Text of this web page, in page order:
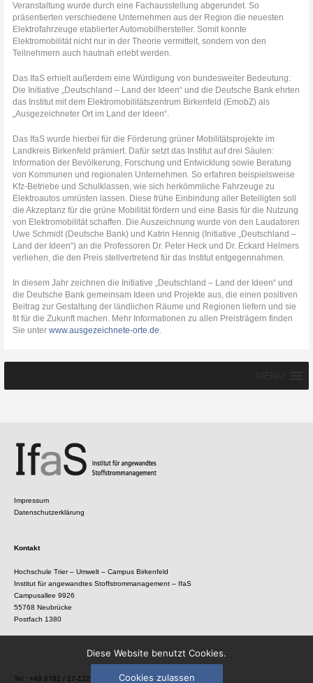
Veranstaltung wurde durch eine Fachausstellung abgerundet. So
präsentierten verschiedene Unternehmen aus der Region die neuesten
Elektrofahrzeuge etablierter Automobilhersteller. Somit konnte
Elektromobilität nicht nur in der Theorie vermittelt, sondern von den
Teilnehmern auch hautnah erlebt werden.
Das IfaS erhielt außerdem eine Würdigung von bundesweiter Bedeutung:
Die Initiative „Deutschland – Land der Ideen“ und die Deutsche Bank ehrten
das Institut mit dem Elektromobilitätszentrum Birkenfeld (EmobZ) als
„Ausgezeichneter Ort im Land der Ideen“.
Das IfaS wurde hierbei für die Förderung grüner Mobilitätsprojekte im
Landkreis Birkenfeld prämiert. Dafür setzt das Institut auf drei Säulen:
Information der Bevölkerung, Forschung und Entwicklung sowie Beratung
von Kommunen und regionalen Unternehmen. So erfahren beispielsweise
Kfz-Betriebe und Schulklassen, wie sich herkömmliche Fahrzeuge zu
Elektroautos umrüsten lassen. Diese frühe Einbindung aller Beteiligten soll
die Akzeptanz für die grüne Mobilität fördern und eine Basis für die Nutzung
von Elektromobilität schaffen. Die Auszeichnung wurde von den Laudatoren
Uwe Schmidt (Deutsche Bank) und Katrin Hennig (Initiative „Deutschland –
Land der Ideen“) an die Professoren Dr. Peter Heck und Dr. Eckard Helmers
verliehen, die den Preis stellvertretend für das Institut entgegennahmen.
In diesem Jahr zeichnen die Initiative „Deutschland – Land der Ideen“ und
die Deutsche Bank gemeinsam Ideen und Projekte aus, die einen positiven
Beitrag zur Gestaltung der ländlichen Räume und Regionen liefern und sie
fit für die Zukunft machen. Mehr Informationen zu allen Preisträgern finden
Sie unterwww.ausgezeichnete-orte.de.
Impressum
Datenschutzerklärung
Kontakt
Hochschule Trier – Umwelt – Campus Birkenfeld
Institut für angewandtes Stoffstrommanagement – IfaS
Campusallee 9926
55768 Neubrücke
Postfach 1380
Tel.: +49 6782 / 17-1221
Diese Website benutzt Cookies.
Cookies zulassen